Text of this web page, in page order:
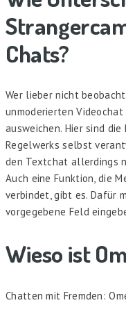
Chats?
Wer lieber nicht
unmoderierten
ausweichen. Hier sind
Regelwerks selbst
den Textchat allerdings
Auch eine Funktion, die
verbindet, gibt es. Dafür
vorgegebene Feld
Wieso ist
Chatten mit Fremden: